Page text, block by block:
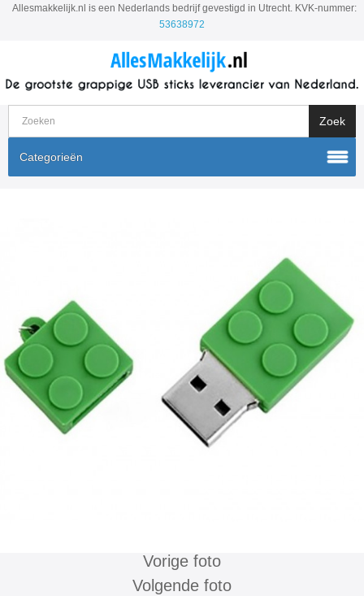
Allesmakkelijk.nl is een Nederlands bedrijf gevestigd in Utrecht. KVK-nummer:
53638972
Categorieën
Vorige foto
Volgende foto